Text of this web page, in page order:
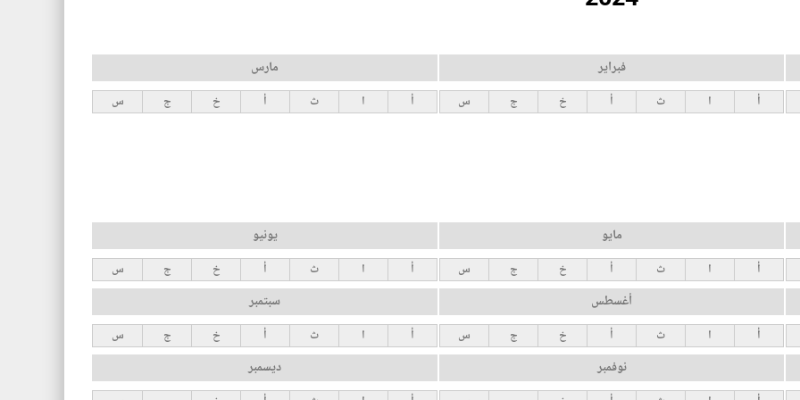
فبراير
أ ا ث أ خ ج س
مارس
أ ا ث أ خ ج س
مايو
أ ا ث أ خ ج س
يونيو
أ ا ث أ خ ج س
أغسطس
أ ا ث أ خ ج س
سبتمبر
أ ا ث أ خ ج س
نوفمبر ديسمبر